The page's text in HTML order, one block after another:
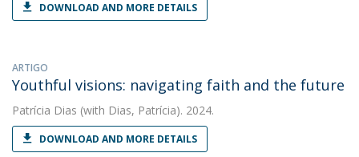
DOWNLOAD AND MORE DETAILS
ARTIGO
Youthful visions: navigating faith and the future
Patrícia Dias (with Dias, Patrícia). 2024.
DOWNLOAD AND MORE DETAILS